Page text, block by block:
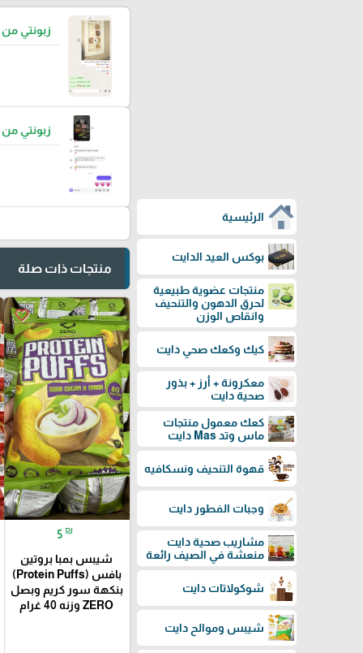
الرئيسية
بوكس العيد الدايت
منتجات عضوية طبيعية
لحرق الدهون والتنحيف
وانقاص الوزن
كيك وكعك صحي دايت
معكرونة + أرز + بذور
صحية دايت
كعك معمول منتجات
ماس وتد Mas دايت
قهوة التنحيف ونسكافيه
وجبات الفطور دايت
مشاريب صحية دايت
منعشة في الصيف رائعة
شوكولاتات دايت
شيبس وموالح دايت
زبونتي
زبونتي
منتجات ذات صلة
favorite_border
5 ₪
شيبس بمبا بروتين
بافس (Protein Puffs)
بنكهة سور كريم وبصل
ZERO وزنه 40 غرام